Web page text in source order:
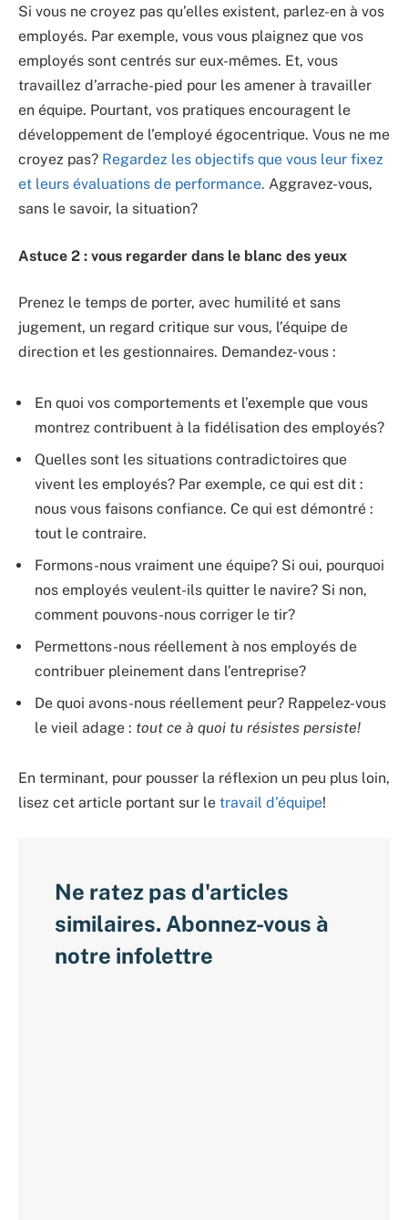
Si vous ne croyez pas qu’elles existent, parlez-en à vos
employés. Par exemple, vous vous plaignez que vos
employés sont centrés sur eux-mêmes. Et, vous
travaillez d’arrache-pied pour les amener à travailler
en équipe. Pourtant, vos pratiques encouragent le
développement de l’employé égocentrique. Vous ne me
croyez pas? Regardez les objectifs que vous leur fixez
et leurs évaluations de performance. Aggravez-vous,
sans le savoir, la situation?
Astuce 2 : vous regarder dans le blanc des yeux
Prenez le temps de porter, avec humilité et sans
jugement, un regard critique sur vous, l’équipe de
direction et les gestionnaires. Demandez-vous :
En quoi vos comportements et l’exemple que vous
montrez contribuent à la fidélisation des employés?
Quelles sont les situations contradictoires que
vivent les employés? Par exemple, ce qui est dit :
nous vous faisons confiance. Ce qui est démontré :
tout le contraire.
Formons-nous vraiment une équipe? Si oui, pourquoi
nos employés veulent-ils quitter le navire? Si non,
comment pouvons-nous corriger le tir?
Permettons-nous réellement à nos employés de
contribuer pleinement dans l’entreprise?
De quoi avons-nous réellement peur? Rappelez-vous
le vieil adage : tout ce à quoi tu résistes persiste!
En terminant, pour pousser la réflexion un peu plus loin,
lisez cet article portant sur le travail d’équipe!
Ne ratez pas d'articles
similaires. Abonnez-vous à
notre infolettre